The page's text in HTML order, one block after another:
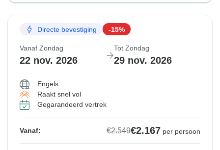
Directe bevestiging -15%
Vanaf Zondag
22 nov. 2026
Tot Zondag
29 nov. 2026
Engels
Raakt snel vol
Gegarandeerd vertrek
Vanaf: €2.549€2.167 per persoon